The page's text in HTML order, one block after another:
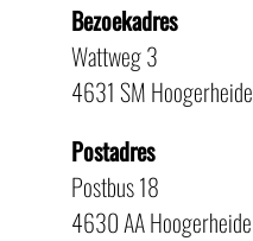
Bezoekadres
Wattweg 3
4631 SM Hoogerheide
Postadres
Postbus 18
4630 AA Hoogerheide